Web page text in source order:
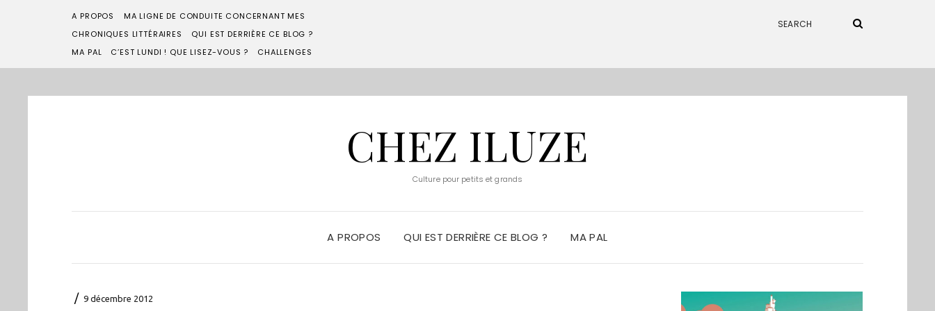
A PROPOS
MA LIGNE DE CONDUITE CONCERNANT MES
CHRONIQUES LITTÉRAIRES
QUI EST DERRIÈRE CE BLOG ?
MA PAL
C’EST LUNDI ! QUE LISEZ-VOUS ? CHALLENGES
CHEZ ILUZE
Culture pour petits et grands
A PROPOS QUI EST DERRIÈRE CE BLOG ? MA PAL
/ 9 décembre 2012